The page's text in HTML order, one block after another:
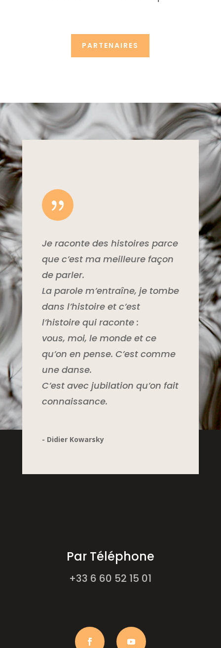
PARTENAIRES
{
Je raconte des histoires parce
que c’est ma meilleure façon
de parler.
La parole m’entraîne, je tombe
dans l’histoire et c’est
l’histoire qui raconte :
vous, moi, le monde et ce
qu’on en pense. C’est comme
une danse.
C’est avec jubilation qu’on fait
connaissance.
- Didier Kowarsky
Par Téléphone
+33 6 60 52 15 01